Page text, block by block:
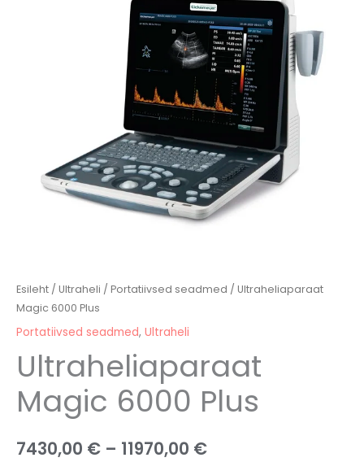
Esileht / Ultraheli / Portatiivsed seadmed / Ultraheliaparaat
Magic 6000 Plus
Portatiivsed seadmed, Ultraheli
Ultraheliaparaat
Magic 6000 Plus
7430,00 € – 11970,00 €
11970,00 €